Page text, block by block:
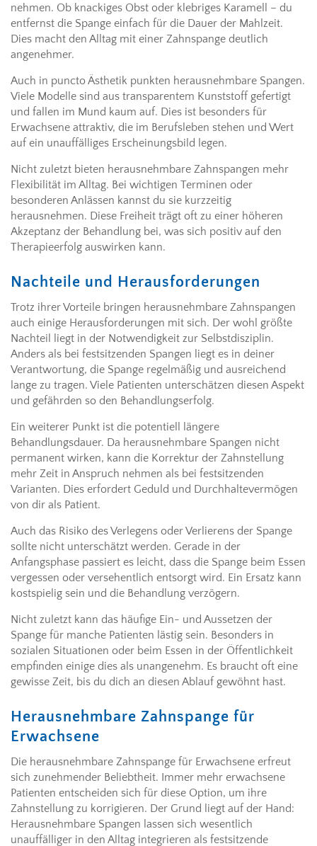
nehmen. Ob knackiges Obst oder klebriges Karamell – du
entfernst die Spange einfach für die Dauer der Mahlzeit.
Dies macht den Alltag mit einer Zahnspange deutlich
angenehmer.
Auch in puncto Ästhetik punkten herausnehmbare Spangen.
Viele Modelle sind aus transparentem Kunststoff gefertigt
und fallen im Mund kaum auf. Dies ist besonders für
Erwachsene attraktiv, die im Berufsleben stehen und Wert
auf ein unauffälliges Erscheinungsbild legen.
Nicht zuletzt bieten herausnehmbare Zahnspangen mehr
Flexibilität im Alltag. Bei wichtigen Terminen oder
besonderen Anlässen kannst du sie kurzzeitig
herausnehmen. Diese Freiheit trägt oft zu einer höheren
Akzeptanz der Behandlung bei, was sich positiv auf den
Therapieerfolg auswirken kann.
Nachteile und Herausforderungen
Trotz ihrer Vorteile bringen herausnehmbare Zahnspangen
auch einige Herausforderungen mit sich. Der wohl größte
Nachteil liegt in der Notwendigkeit zur Selbstdisziplin.
Anders als bei festsitzenden Spangen liegt es in deiner
Verantwortung, die Spange regelmäßig und ausreichend
lange zu tragen. Viele Patienten unterschätzen diesen Aspekt
und gefährden so den Behandlungserfolg.
Ein weiterer Punkt ist die potentiell längere
Behandlungsdauer. Da herausnehmbare Spangen nicht
permanent wirken, kann die Korrektur der Zahnstellung
mehr Zeit in Anspruch nehmen als bei festsitzenden
Varianten. Dies erfordert Geduld und Durchhaltevermögen
von dir als Patient.
Auch das Risiko des Verlegens oder Verlierens der Spange
sollte nicht unterschätzt werden. Gerade in der
Anfangsphase passiert es leicht, dass die Spange beim Essen
vergessen oder versehentlich entsorgt wird. Ein Ersatz kann
kostspielig sein und die Behandlung verzögern.
Nicht zuletzt kann das häufige Ein- und Aussetzen der
Spange für manche Patienten lästig sein. Besonders in
sozialen Situationen oder beim Essen in der Öffentlichkeit
empfinden einige dies als unangenehm. Es braucht oft eine
gewisse Zeit, bis du dich an diesen Ablauf gewöhnt hast.
Herausnehmbare Zahnspange für
Erwachsene
Die herausnehmbare Zahnspange für Erwachsene erfreut
sich zunehmender Beliebtheit. Immer mehr erwachsene
Patienten entscheiden sich für diese Option, um ihre
Zahnstellung zu korrigieren. Der Grund liegt auf der Hand:
Herausnehmbare Spangen lassen sich wesentlich
unauffälliger in den Alltag integrieren als festsitzende